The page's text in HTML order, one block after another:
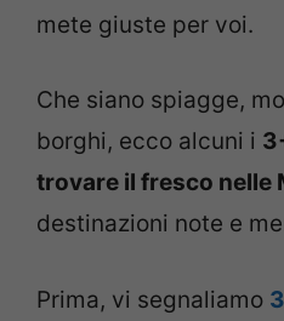
mete giuste per voi.
Che siano spiagge,
borghi, ecco alcuni i
trovare il fresco nelle
destinazioni note e
Prima, vi segnaliamo